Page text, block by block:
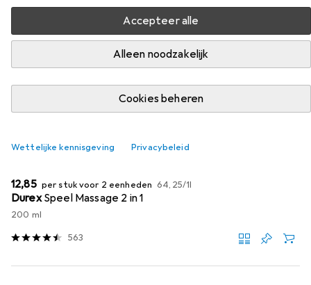
Accepteer alle
Alleen noodzakelijk
Cookies beheren
Wettelijke kennisgeving Privacybeleid
Smeermiddelen Anale Douche
Productlijst
KWANTUMKORTING
EUR
12,85 per stuk voor 2 eenheden EUR
64,25/1l
Durex Speel Massage 2 in 1
200 ml
563